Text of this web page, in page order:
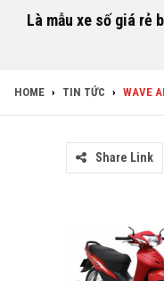
Là mẫu xe số giá rẻ
HOME › TIN TỨC › WAVE
Share Link